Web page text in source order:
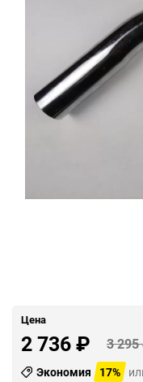
Цена
2 736₽ 3 295
Экономия 17%